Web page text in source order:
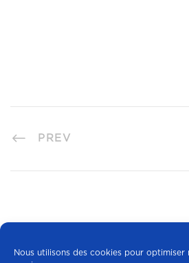
Nous utilisons des cookies pour
PREV